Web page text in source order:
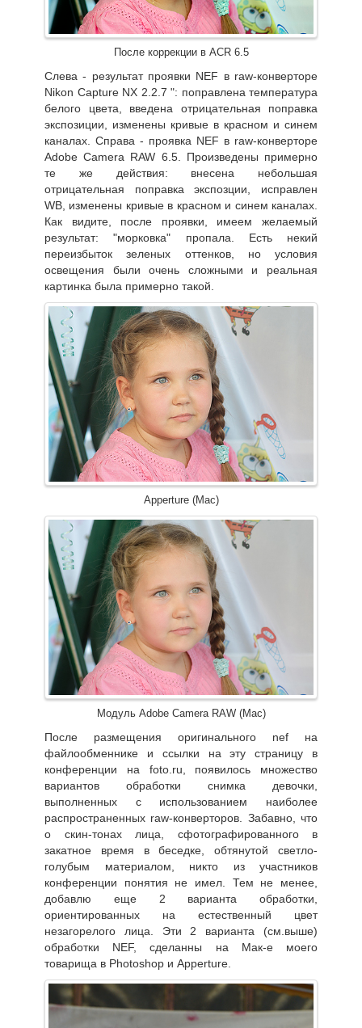
После коррекции в ACR 6.5
Слева - результат проявки NEF в raw-конверторе
Nikon Capture NX 2.2.7 ": поправлена температура
белого цвета, введена отрицательная поправка
экспозиции, изменены кривые в красном и синем
каналах. Справа - проявка NEF в raw-конверторе
Adobe Camera RAW 6.5. Произведены примерно
те же действия: внесена небольшая
отрицательная поправка экспозции, исправлен
WB, изменены кривые в красном и синем каналах.
Как видите, после проявки, имеем желаемый
результат: "морковка" пропала. Есть некий
переизбыток зеленых оттенков, но условия
освещения были очень сложными и реальная
картинка была примерно такой.
Apperture (Mac)
Модуль Adobe Camera RAW (Mac)
После размещения оригинального nef на
файлообменнике и ссылки на эту страницу в
конференции на foto.ru, появилось множество
вариантов обработки снимка девочки,
выполненных с использованием наиболее
распространенных raw-конверторов. Забавно, что
о скин-тонах лица, сфотографированного в
закатное время в беседке, обтянутой светло-
голубым материалом, никто из участников
конференции понятия не имел. Тем не менее,
добавлю еще 2 варианта обработки,
ориентированных на естественный цвет
незагорелого лица. Эти 2 варианта (см.выше)
обработки NEF, сделанны на Мак-е моего
товарища в Photoshop и Apperture.